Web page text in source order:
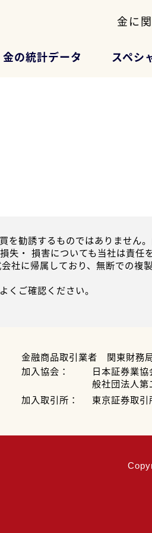
金に
金の統計データ スペシ
勧誘するものではありません
・ 損害についても当社は責任
社に帰属しており、無断での複
くご確認ください。
金融商品取引業者 関東財務
加入協会：
日本証券業
般社団法人第
加入取引所：
東京証券取